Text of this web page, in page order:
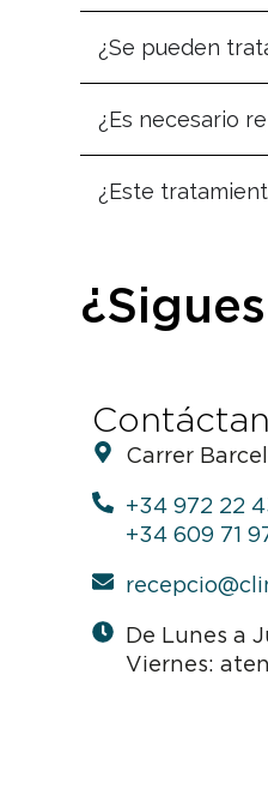
¿Se pueden
¿Es necesario
¿Este
Carrer
+34 972 22
+34 609 71
De Lunes a
Viernes: